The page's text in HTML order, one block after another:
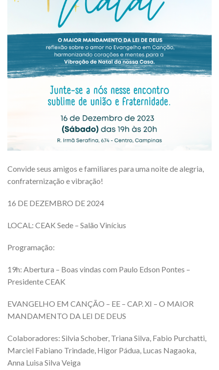
Convide seus amigos e familiares para uma noite de alegria,
confraternização e vibração!
16 DE DEZEMBRO DE 2024
LOCAL: CEAK Sede – Salão Vinícius
Programação:
19h: Abertura – Boas vindas com Paulo Edson Pontes –
Presidente CEAK
EVANGELHO EM CANÇÃO – EE – CAP. XI – O MAIOR
MANDAMENTO DA LEI DE DEUS
Colaboradores: Silvia Schober, Triana Silva, Fabio Purchatti,
Marciel Fabiano Trindade, Higor Pádua, Lucas Nagaoka,
Anna Luisa Silva Veiga